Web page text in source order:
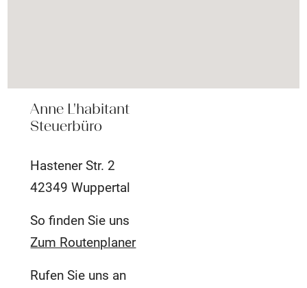
Anne L'habitant
Steuerbüro
Hastener Str. 2
42349 Wuppertal
So finden Sie uns
Zum Routenplaner
Rufen Sie uns an